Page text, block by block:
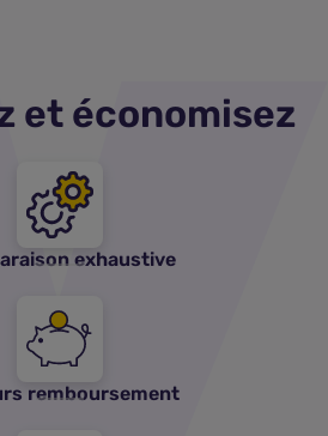
et économisez
exhaustive
remboursement